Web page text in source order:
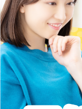
申込者本人に犯罪の認識が
扱われ、刑事・民事両面での
ご自身が加害者にならない